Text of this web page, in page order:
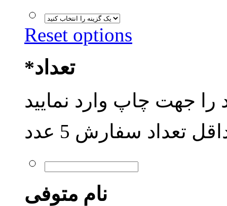
Reset options
*تعداد
تعداد سفارش 5 عدد
نام متوفی